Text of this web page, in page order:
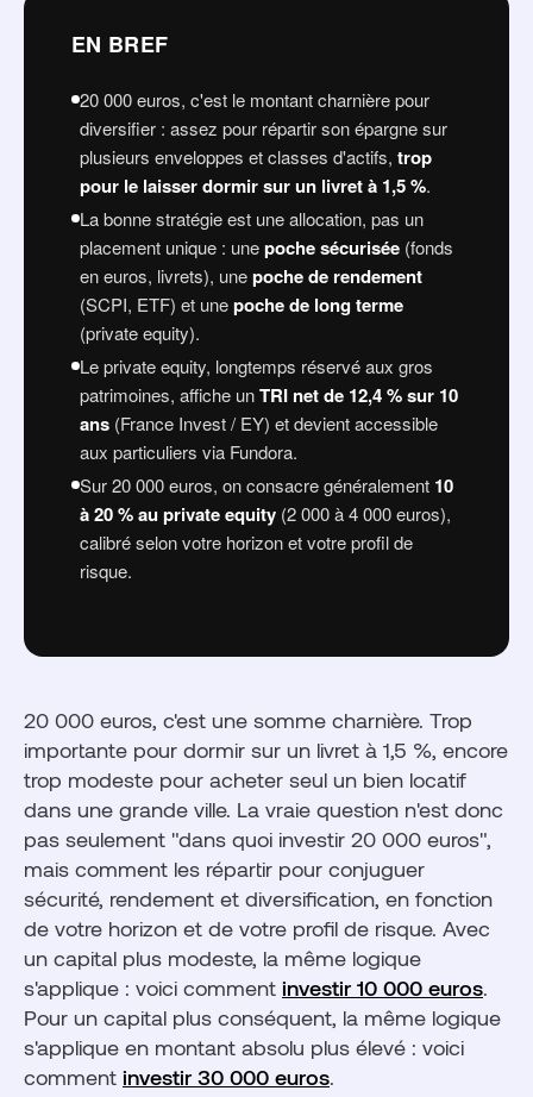
Les meilleurs placements pour 20 000 euros en
2026
Comment répartir 20 000 euros selon votre profil
Les erreurs à éviter quand on investit 20 000 euros
Investir une partie de votre capital en private equity
avec Fundora
EN BREF
20 000 euros, c'est le montant charnière pour
diversifier : assez pour répartir son épargne sur
plusieurs enveloppes et classes d'actifs, trop
pour le laisser dormir sur un livret à 1,5 %.
La bonne stratégie est une allocation, pas un
placement unique : unepoche sécurisée (fonds
en euros, livrets), unepoche de rendement
(SCPI, ETF) et unepoche de long terme
(private equity).
Le private equity, longtemps réservé aux gros
patrimoines, affiche unTRI net de 12,4 % sur 10
ans (France Invest / EY) et devient accessible
aux particuliers via Fundora.
Sur 20 000 euros, on consacre généralement 10
à 20 % au private equity (2 000 à 4 000 euros),
calibré selon votre horizon et votre profil de
risque.
20 000 euros, c'est une somme charnière. Trop
importante pour dormir sur un livret à 1,5 %, encore
trop modeste pour acheter seul un bien locatif
dans une grande ville. La vraie question n'est donc
pas seulement "dans quoi investir 20 000 euros",
mais comment les répartir pour conjuguer
sécurité, rendement et diversification, en fonction
de votre horizon et de votre profil de risque. Avec
un capital plus modeste, la même logique
s'applique : voici comment investir 10 000 euros.
Pour un capital plus conséquent, la même logique
s'applique en montant absolu plus élevé : voici
comment investir 30 000 euros.